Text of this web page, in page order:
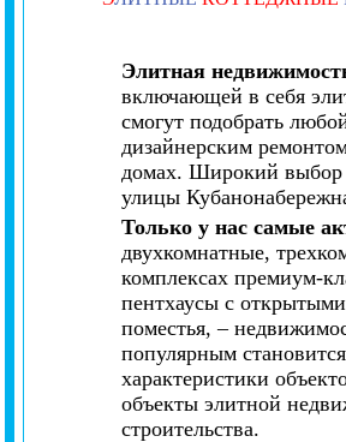
Элитная
включающей в себя
смогут подобрать
дизайнерским
домах. Широкий выбор
улицы
Только у нас самые
двухкомнатные,
комплексах премиум-
пентхаусы с
поместья, –
популярным
характеристики
объекты элитной
строительства.